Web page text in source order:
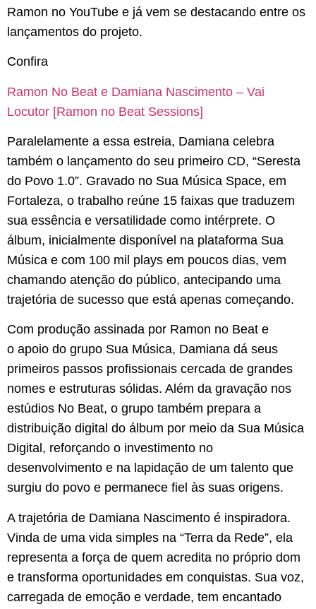
Ramon no YouTube e já vem se destacando entre os
lançamentos do projeto.
Confira
Ramon No Beat e Damiana Nascimento – Vai
Locutor [Ramon no Beat Sessions]
Paralelamente a essa estreia, Damiana celebra
também o lançamento do seu primeiro CD, “Seresta
do Povo 1.0”. Gravado no Sua Música Space, em
Fortaleza, o trabalho reúne 15 faixas que traduzem
sua essência e versatilidade como intérprete. O
álbum, inicialmente disponível na plataforma Sua
Música e com 100 mil plays em poucos dias, vem
chamando atenção do público, antecipando uma
trajetória de sucesso que está apenas começando.
Com produção assinada por Ramon no Beat e
o apoio do grupo Sua Música, Damiana dá seus
primeiros passos profissionais cercada de grandes
nomes e estruturas sólidas. Além da gravação nos
estúdios No Beat, o grupo também prepara a
distribuição digital do álbum por meio da Sua Música
Digital, reforçando o investimento no
desenvolvimento e na lapidação de um talento que
surgiu do povo e permanece fiel às suas origens.
A trajetória de Damiana Nascimento é inspiradora.
Vinda de uma vida simples na “Terra da Rede”, ela
representa a força de quem acredita no próprio dom
e transforma oportunidades em conquistas. Sua voz,
carregada de emoção e verdade, tem encantado